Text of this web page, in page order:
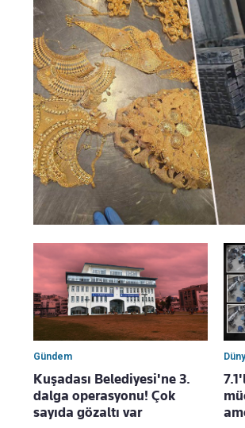
Gündem
Kuşadası Belediyesi'ne 3.
dalga operasyonu! Çok
sayıda gözaltı var